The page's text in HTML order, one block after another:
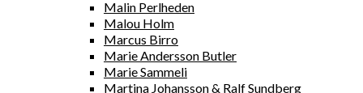
Malin Perlheden
Malou Holm
Marcus Birro
Marie Andersson Butler
Marie Sammeli
Martina Johansson & Ralf Sundberg